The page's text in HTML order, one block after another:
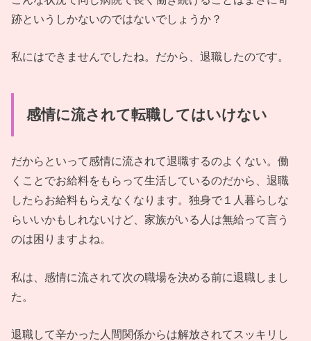
跡というしかないのではないでしょうか？
私にはできませんでしたね。だから、退職したのです。
感情に流されて転職してはいけない
だからといって感情に流されて退職するのよくない。働
くことでお給料をもらって生活しているのだから、退職
したらお給料もらえなくなります。独身で１人暮らしな
らいいかもしれないけど、家族がいる人は無給って言う
のは困りますよね。
私は、感情に流されて次の職場を決める前に退職しまし
た。
退職して辛かった人間関係からは解放されてスッキリし